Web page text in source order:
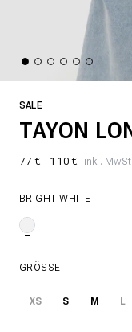
SALE
TAYON
77 € 110 € inkl.
BRIGHT WHITE
GRÖSSE
XS S M L